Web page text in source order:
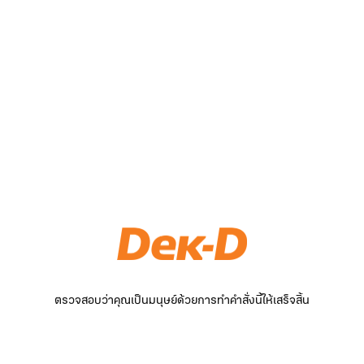
ตรวจสอบว่าคุณเป็นมนุษย์ด้วยการทำคำสั่งนี้ให้เสร็จสิ้น